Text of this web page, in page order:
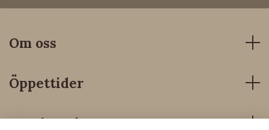
Om oss
Öppettider
Kundservice